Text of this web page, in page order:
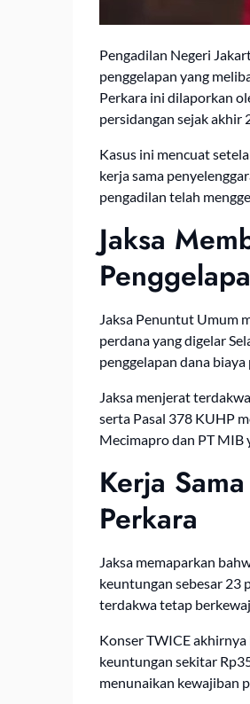
Pengadilan Negeri
penggelapan yang
Perkara ini dilaporkan
persidangan sejak akhir
Kasus ini mencuat
kerja sama
pengadilan telah
Jaksa
Jaksa Penuntut Umum
perdana yang digelar
penggelapan dana
Jaksa menjerat
serta Pasal 378 KUHP
Mecimapro dan PT MIB
Kerja
Perkara
Jaksa memaparkan
keuntungan sebesar 23
terdakwa tetap
Konser TWICE
keuntungan sekitar
menunaikan kewajiban